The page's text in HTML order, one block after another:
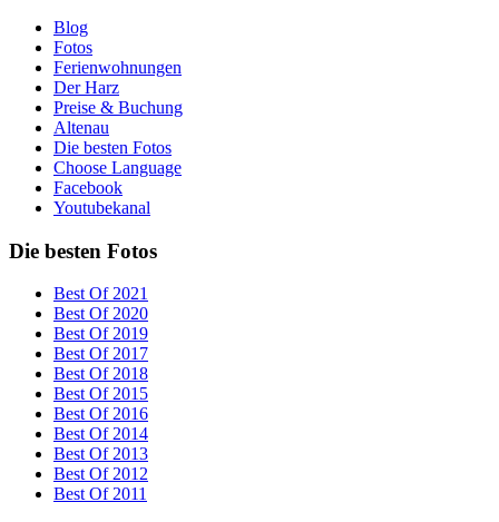
Blog
Fotos
Ferienwohnungen
Der Harz
Preise & Buchung
Altenau
Die besten Fotos
Choose Language
Facebook
Youtubekanal
Die besten Fotos
Best Of 2021
Best Of 2020
Best Of 2019
Best Of 2017
Best Of 2018
Best Of 2015
Best Of 2016
Best Of 2014
Best Of 2013
Best Of 2012
Best Of 2011